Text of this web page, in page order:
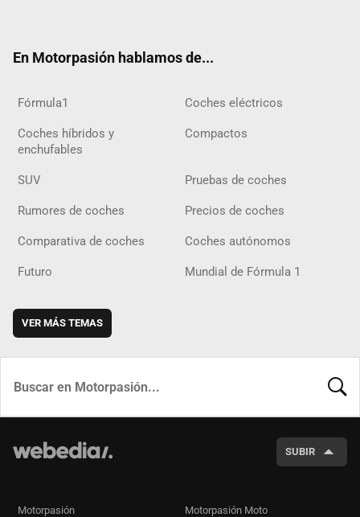
En Motorpasión hablamos de...
Fórmula1 Coches eléctricos
Coches híbridos y
enchufables
Compactos
SUV Pruebas de coches
Rumores de coches Precios de coches
Comparativa de coches Coches autónomos
Futuro Mundial de Fórmula 1
VER MÁS TEMAS
SUBIR
Motorpasión Motorpasión Moto